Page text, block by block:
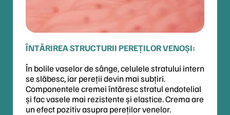
ÎNTĂRIREA STRUCTURII PEREȚILOR VENOȘI:
În bolile vaselor de sânge, celulele stratului intern
se slăbesc, iar pereții devin mai subțiri.
Componentele cremei întăresc stratul endotelial
și fac vasele mai rezistente și elastice. Crema are
un efect pozitiv asupra pereților venelor.